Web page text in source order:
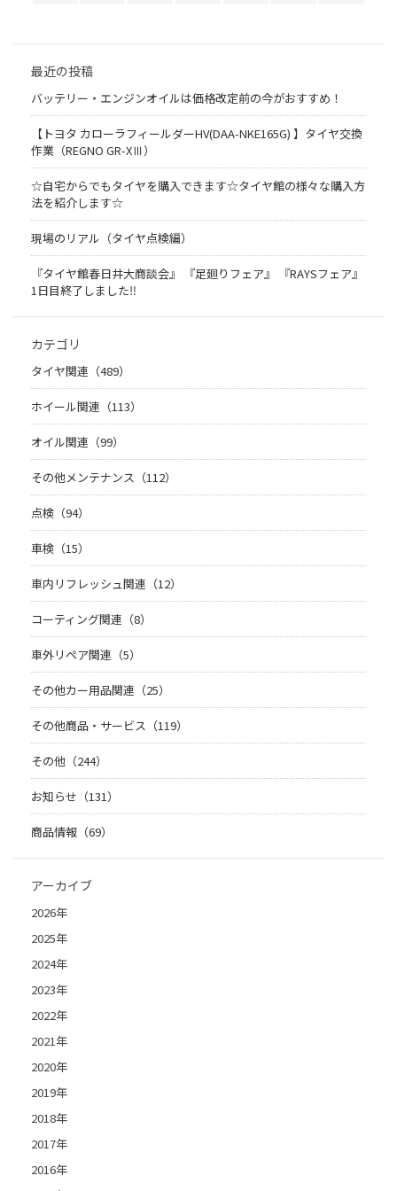
最近の投稿
バッテリー・エンジンオイルは価格改定前の今がおすすめ！
【トヨタ カローラフィールダーHV(DAA-NKE165G) 】タイヤ交換
作業（REGNO GR-XⅢ）
☆自宅からでもタイヤを購入できます☆タイヤ館の様々な購入方
法を紹介します☆
現場のリアル（タイヤ点検編）
『タイヤ館春日井大商談会』 『足廻りフェア』 『RAYSフェア』
1日目終了しました‼
カテゴリ
タイヤ関連（489）
ホイール関連（113）
オイル関連（99）
その他メンテナンス（112）
点検（94）
車検（15）
車内リフレッシュ関連（12）
コーティング関連（8）
車外リペア関連（5）
その他カー用品関連（25）
その他商品・サービス（119）
その他（244）
お知らせ（131）
商品情報（69）
アーカイブ
2026年
2025年
2024年
2023年
2022年
2021年
2020年
2019年
2018年
2017年
2016年